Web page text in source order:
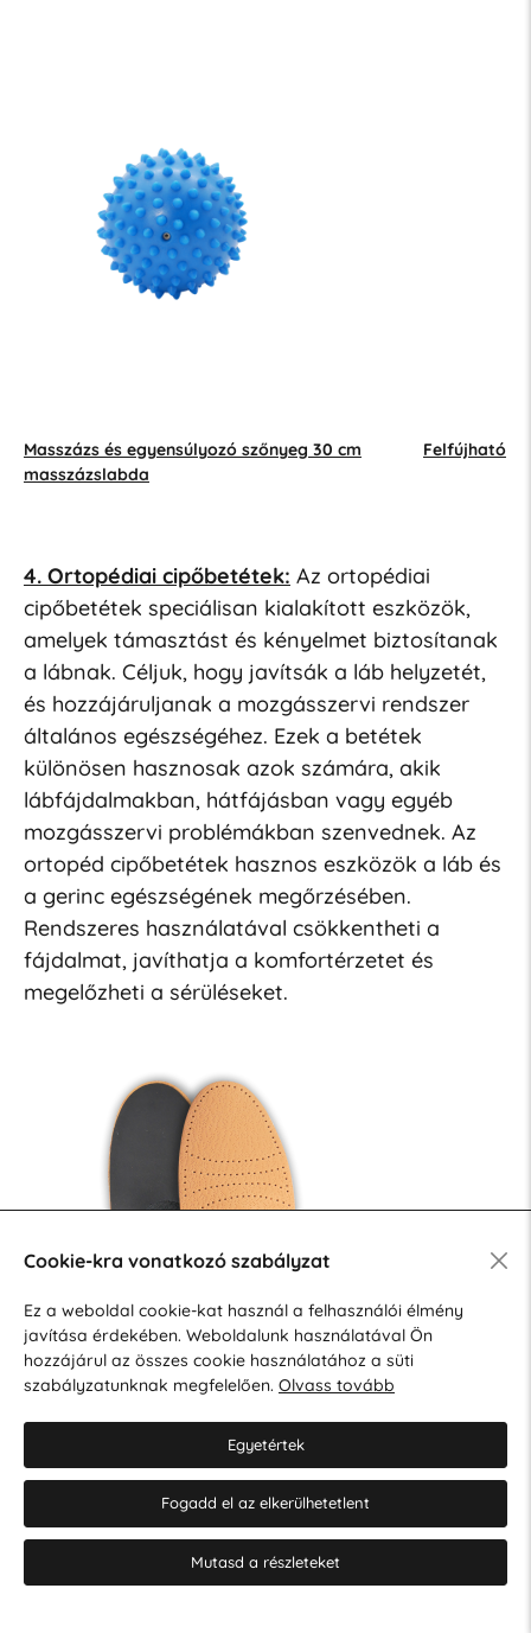
Masszázs és egyensúlyozó szőnyeg 30 cm
Felfújható
masszázslabda
4. Ortopédiai cipőbetétek: Az ortopédiai
cipőbetétek speciálisan kialakított eszközök,
amelyek támasztást és kényelmet biztosítanak
a lábnak. Céljuk, hogy javítsák a láb helyzetét,
és hozzájáruljanak a mozgásszervi rendszer
általános egészségéhez. Ezek a betétek
különösen hasznosak azok számára, akik
lábfájdalmakban, hátfájásban vagy egyéb
mozgásszervi problémákban szenvednek. Az
ortopéd cipőbetétek hasznos eszközök a láb és
a gerinc egészségének megőrzésében.
Rendszeres használatával csökkentheti a
fájdalmat, javíthatja a komfortérzetet és
megelőzheti a sérüléseket.
Cookie-kra vonatkozó szabályzat
Ez a weboldal cookie-kat használ a felhasználói élmény
javítása érdekében. Weboldalunk használatával Ön
hozzájárul az összes cookie használatához a süti
szabályzatunknak megfelelően. Olvass tovább
Egyetértek
Fogadd el az elkerülhetetlent
Mutasd a részleteket